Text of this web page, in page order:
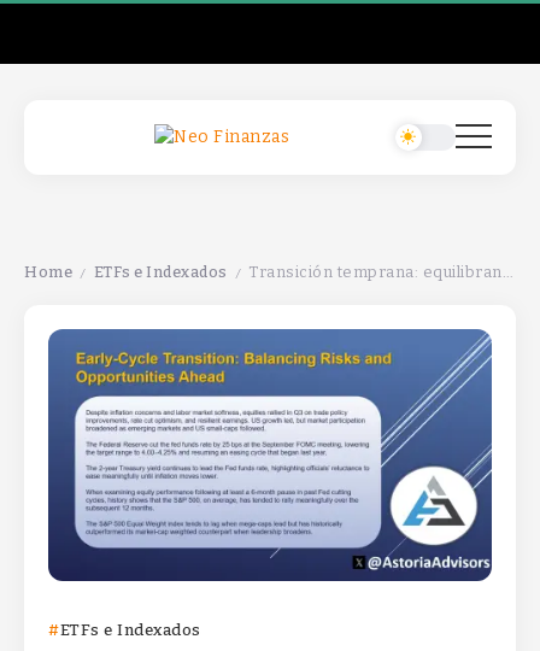
Home / ETFs e Indexados / Transición temprana: equilibrando riesgos y oportunidades en el futuro cercano.
ETFs e Indexados